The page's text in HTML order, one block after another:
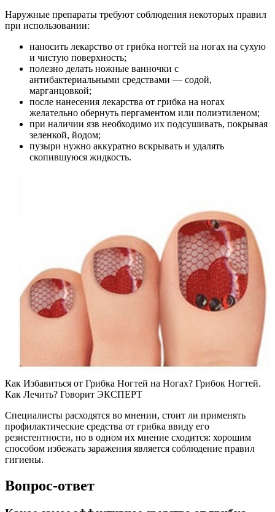
Наружные препараты требуют соблюдения некоторых правил
при использовании:
наносить лекарство от грибка ногтей на ногах на сухую
и чистую поверхность;
полезно делать ножные ванночки с
антибактериальными средствами — содой,
марганцовкой;
после нанесения лекарства от грибка на ногах
желательно обернуть пергаментом или полиэтиленом;
при наличии язв необходимо их подсушивать, покрывая
зеленкой, йодом;
пузыри нужно аккуратно вскрывать и удалять
скопившуюся жидкость.
Как Избавиться от Грибка Ногтей на Ногах? Грибок Ногтей.
Как Лечить? Говорит ЭКСПЕРТ
Специалисты расходятся во мнении, стоит ли применять
профилактические средства от грибка ввиду его
резистентности, но в одном их мнение сходится: хорошим
способом избежать заражения является соблюдение правил
гигиены.
Вопрос-ответ